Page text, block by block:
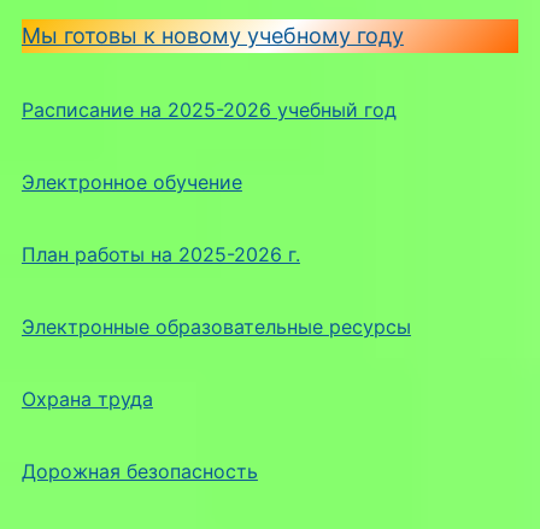
Мы готовы к новому учебному году
Расписание на 2025-2026 учебный год
Электронное обучение
План работы на 2025-2026 г.
Электронные образовательные ресурсы
Охрана труда
Дорожная безопасность